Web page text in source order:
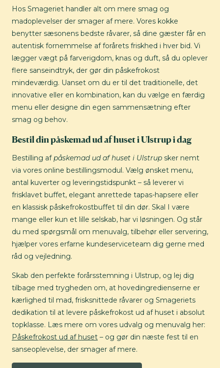
Hos Smageriet handler alt om mere smag og
madoplevelser der smager af mere. Vores kokke
benytter sæsonens bedste råvarer, så dine gæster får en
autentisk fornemmelse af forårets friskhed i hver bid. Vi
lægger vægt på farverigdom, knas og duft, så du oplever
flere sanseindtryk, der gør din påskefrokost
mindeværdig. Uanset om du er til det traditionelle, det
innovative eller en kombination, kan du vælge en færdig
menu eller designe din egen sammensætning efter
smag og behov.
Bestil din påskemad ud af huset i Ulstrup i dag
Bestilling afpåskemad ud af huset i Ulstrup sker nemt
via vores online bestillingsmodul. Vælg ønsket menu,
antal kuverter og leveringstidspunkt – så leverer vi
frisklavet buffet, elegant anrettede tapas-hapsere eller
en klassisk påskefrokostbuffet til din dør. Skal I være
mange eller kun et lille selskab, har vi løsningen. Og står
du med spørgsmål om menuvalg, tilbehør eller servering,
hjælper vores erfarne kundeserviceteam dig gerne med
råd og vejledning.
Skab den perfekte forårsstemning i Ulstrup, og lej dig
tilbage med trygheden om, at hovedingredienserne er
kærlighed til mad, frisksnittede råvarer og Smageriets
dedikation til at levere påskefrokost ud af huset i absolut
topklasse. Læs mere om vores udvalg og menuvalg her:
Påskefrokost ud af huset – og gør din næste fest til en
sanseoplevelse, der smager af mere.